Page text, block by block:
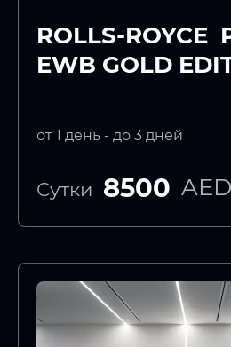
ROLLS-ROYCE
EWB GOLD
от 1 день - до 3 дней
Сутки 8500 AED